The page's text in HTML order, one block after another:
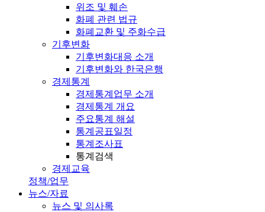
위조 및 훼손
화폐 관련 법규
화폐교환 및 주화수급
기후변화
기후변화대응 소개
기후변화와 한국은행
경제통계
경제통계업무 소개
경제통계 개요
주요통계 해설
통계공표일정
통계조사표
통계검색
경제교육
정책/업무
뉴스/자료
뉴스 및 의사록